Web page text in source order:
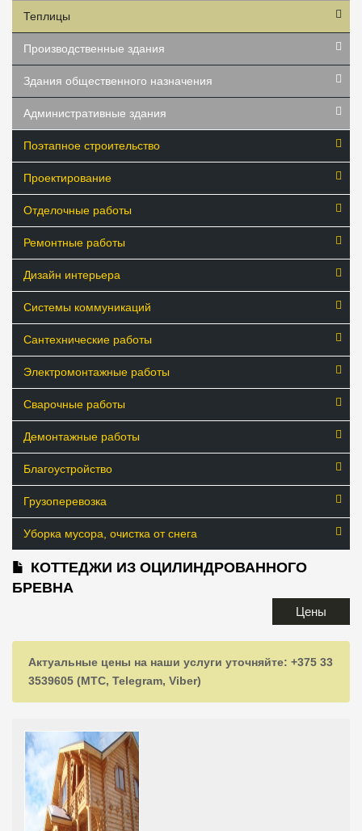
Теплицы
Производственные здания
Здания общественного назначения
Административные здания
Поэтапное строительство
Проектирование
Отделочные работы
Ремонтные работы
Дизайн интерьера
Системы коммуникаций
Сантехнические работы
Электромонтажные работы
Сварочные работы
Демонтажные работы
Благоустройство
Грузоперевозка
Уборка мусора, очистка от снега
КОТТЕДЖИ ИЗ ОЦИЛИНДРОВАННОГО
БРЕВНА
Цены
Актуальные цены на наши услуги уточняйте: +375 33
3539605 (МТС, Telegram, Viber)